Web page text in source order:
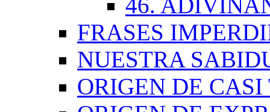
FRASES
NUESTRA
ORIGEN DE CASI